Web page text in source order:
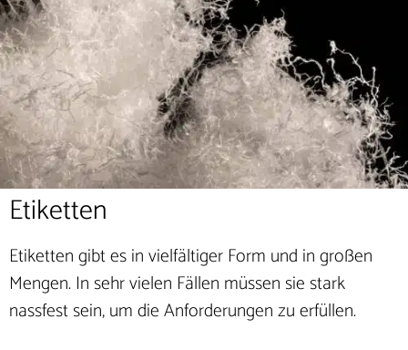
Etiketten
Etiketten gibt es in vielfältiger Form und in großen
Mengen. In sehr vielen Fällen müssen sie stark
nassfest sein, um die Anforderungen zu erfüllen.